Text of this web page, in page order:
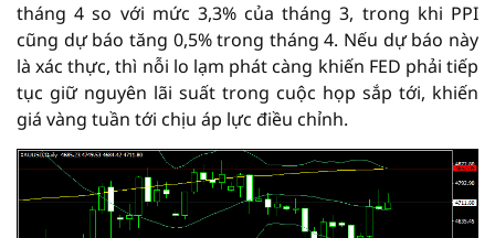
tháng 4 so với mức 3,3% của tháng 3, trong khi PPI
cũng dự báo tăng 0,5% trong tháng 4. Nếu dự báo này
là xác thực, thì nỗi lo lạm phát càng khiến FED phải tiếp
tục giữ nguyên lãi suất trong cuộc họp sắp tới, khiến
giá vàng tuần tới chịu áp lực điều chỉnh.